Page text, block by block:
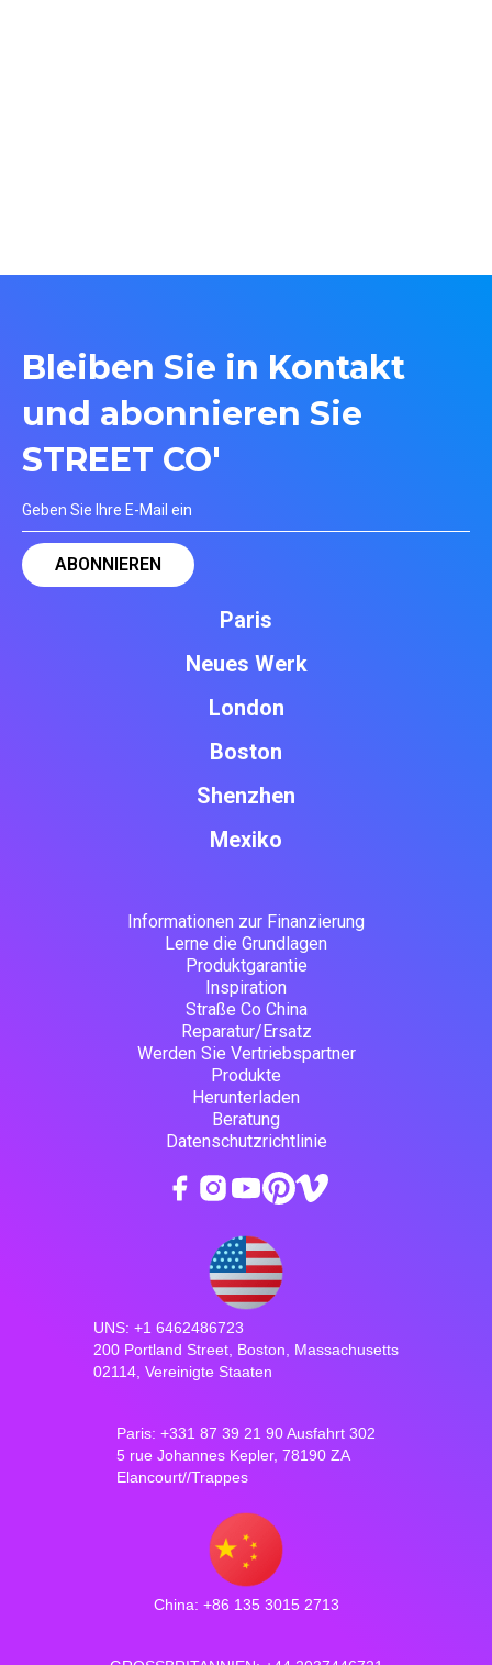
Bleiben Sie in Kontakt
und abonnieren Sie
STREET CO'
Paris
Neues Werk
London
Boston
Shenzhen
Mexiko
Informationen zur Finanzierung
Lerne die Grundlagen
Produktgarantie
Inspiration
Straße Co China
Reparatur/Ersatz
Werden Sie Vertriebspartner
Produkte
Herunterladen
Beratung
Datenschutzrichtlinie
UNS: +1 6462486723
200 Portland Street, Boston, Massachusetts
02114, Vereinigte Staaten
Paris: +331 87 39 21 90 Ausfahrt 302
5 rue Johannes Kepler, 78190 ZA
Elancourt//Trappes
China: +86 135 3015 2713